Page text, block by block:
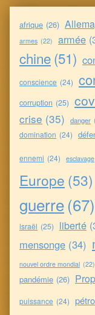
afrique (26)
armes (22) armée
chine(51)
conscience (24)
corruption (25)
crise (35) danger
domination (24)
ennemi (24) esclavage
Europe (53)
guerre(67)
israël (25) liberté
mensonge (34)
nouvel ordre mondial (22)
pandémie (26)
puissance (24)